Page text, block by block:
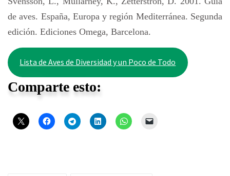
de aves. España, Europa y región Mediterránea. Segunda
edición. Ediciones Omega, Barcelona.
Lista de Aves de Diversidad y un Poco de Todo
Comparte esto: